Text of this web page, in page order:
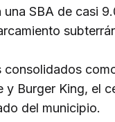
SBA de casi
y Burger King, el
del municipio.